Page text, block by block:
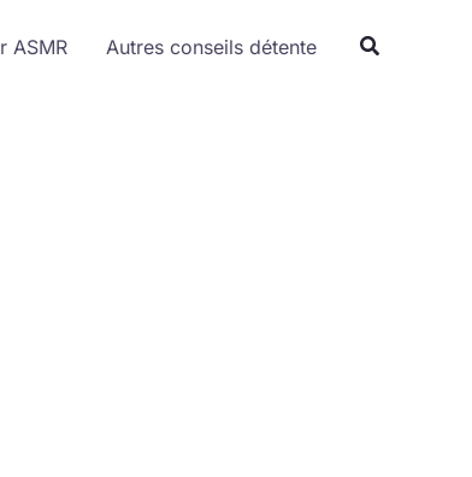
ASMR Autres conseils détente